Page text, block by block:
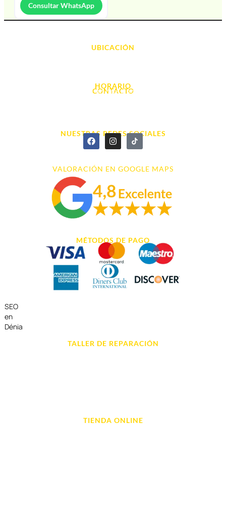
Consultar WhatsApp
UBICACIÓN
HORARIO
L. - S. 10:00h a 22:00h
CONTACTO
NUESTRAS REDES SOCIALES
VALORACIÓN EN GOOGLE MAPS
MÉTODOS DE PAGO
SEO
en
Dénia
TALLER DE REPARACIÓN
TIENDA ONLINE